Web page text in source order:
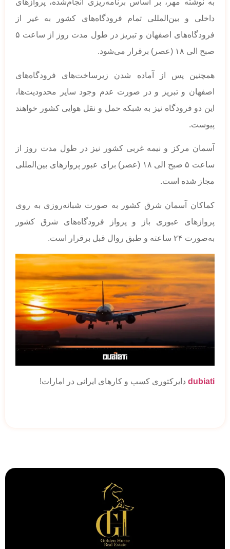
به نوشته مهر، بر اساس برنامه‌ریزی انجام‌شده، پروازهای
داخلی و بین‌المللی تمام فرودگاه‌های کشور به غیر از
فرودگاه‌های اصفهان و تبریز در طول مدت روز از ساعت ۵
صبح الی ۱۸ (عصر) برقرار می‌شود.
همچنین پس از آماده شدن زیرساخت‌های فرودگاه‌های
اصفهان و تبریز و در صورت عدم وجود سایر محدودیت‌ها،
این دو فرودگاه نیز به شبکه حمل و نقل هوایی کشور خواهند
پیوست.
آسمان مرکز و نیمه غربی کشور نیز در طول مدت روز از
ساعت ۵ صبح الی ۱۸ (عصر) برای عبور پروازهای بین‌المللی
مجاز شده است.
کماکان آسمان شرق کشور به صورت شبانه‌روزی به روی
پروازهای عبوری باز و پرواز فرودگاه‌های شرق کشور
به‌صورت ۲۴ ساعته و طبق روال قبل برقرار است.
dubiati دایرکتوری کسب و کارهای ایرانی در امارات!